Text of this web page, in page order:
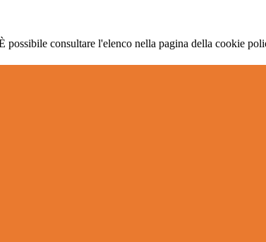
possibile consultare l'elenco nella pagina della cookie